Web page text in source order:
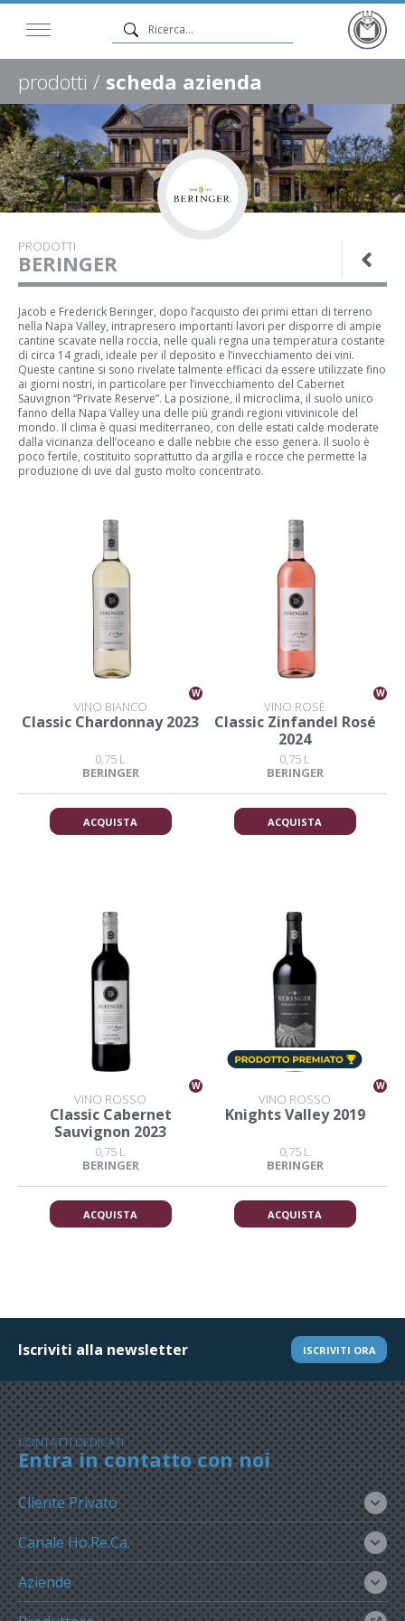
prodotti / scheda azienda
PRODOTTI
BERINGER
Jacob e Frederick Beringer, dopo l’acquisto dei primi ettari di terreno
nella Napa Valley, intrapresero importanti lavori per disporre di ampie
cantine scavate nella roccia, nelle quali regna una temperatura costante
di circa 14 gradi, ideale per il deposito e l’invecchiamento dei vini.
Queste cantine si sono rivelate talmente efficaci da essere utilizzate fino
ai giorni nostri, in particolare per l’invecchiamento del Cabernet
Sauvignon “Private Reserve”. La posizione, il microclima, il suolo unico
fanno della Napa Valley una delle più grandi regioni vitivinicole del
mondo. Il clima è quasi mediterraneo, con delle estati calde moderate
dalla vicinanza dell’oceano e dalle nebbie che esso genera. Il suolo è
poco fertile, costituito soprattutto da argilla e rocce che permette la
produzione di uve dal gusto molto concentrato.
W
VINO BIANCO
Classic Chardonnay 2023
0,75 L
BERINGER
ACQUISTA
W
VINO ROSÈ
Classic Zinfandel Rosé
2024
0,75 L
BERINGER
ACQUISTA
W
VINO ROSSO
Classic Cabernet
Sauvignon 2023
0,75 L
BERINGER
ACQUISTA
W
VINO ROSSO
Knights Valley 2019
0,75 L
BERINGER
ACQUISTA
Iscriviti alla newsletter ISCRIVITI ORA
CONTATTI DEDICATI
Entra in contatto con noi
Cliente Privato
Canale Ho.Re.Ca.
Aziende